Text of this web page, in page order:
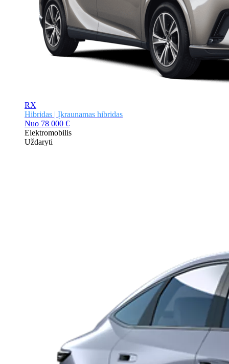
RX
Hibridas | Įkraunamas hibridas
Nuo 78 000 €
Elektromobilis
Uždaryti